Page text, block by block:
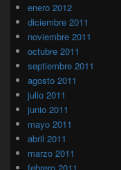
enero 2012
diciembre 2011
noviembre 2011
octubre 2011
septiembre 2011
agosto 2011
julio 2011
junio 2011
mayo 2011
abril 2011
marzo 2011